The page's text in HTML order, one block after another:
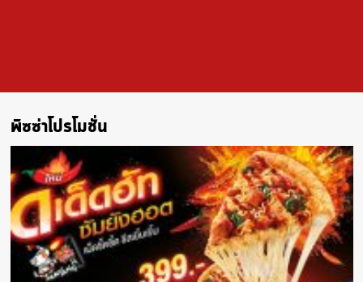
พิซซ่าโปรโมชั่น